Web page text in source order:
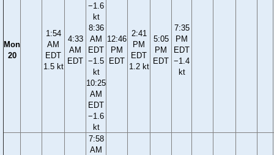
Mon
20
1:54
AM
EDT
1.5 kt
4:33
AM
EDT
−1.6
kt
8:36
AM
EDT
−1.5
kt
10:25
AM
EDT
−1.6
kt
12:46
PM
EDT
2:41
PM
EDT
1.2 kt
5:05
PM
EDT
7:35
PM
EDT
−1.4
kt
7:58
AM